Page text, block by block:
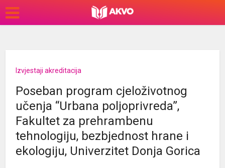
Izvjestaji akreditacija
Poseban program cjeloživotnog
učenja “Urbana poljoprivreda”,
Fakultet za prehrambenu
tehnologiju, bezbjednost hrane i
ekologiju, Univerzitet Donja Gorica